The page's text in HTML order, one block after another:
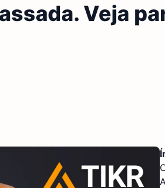
Veja